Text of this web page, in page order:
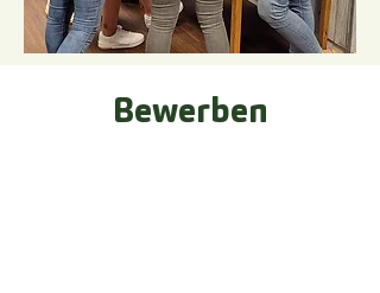
Bewerben